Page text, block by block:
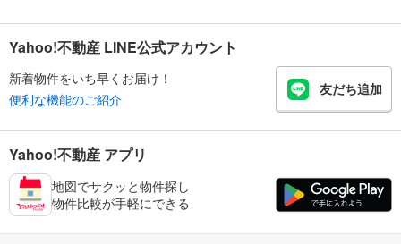
Yahoo!不動産 LINE公式アカウント
新着物件をいち早くお届け！
便利な機能のご紹介
友だち追加
Yahoo!不動産 アプリ
地図でサクッと物件探し
物件比較が手軽にできる